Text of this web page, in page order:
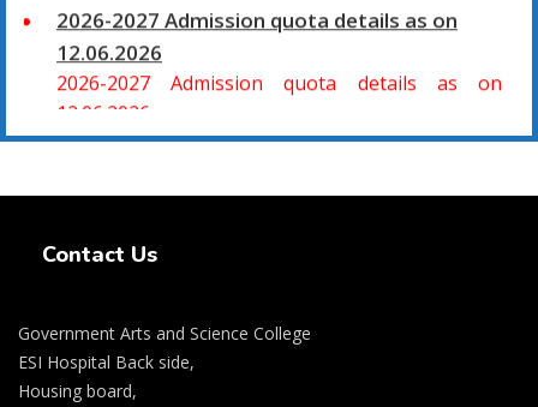
2026-2027 Admission quota details as on
12.06.2026
2026-2027 Admission quota details as on
12.06.2026
சிவகாசி, அரசு கலை மற்றும் அறிவியல் கல்லூரியில்
08.06.2026 அன்று B.Sc., கணிதம், B.Sc., கணினி
விலங்கியல் ஆகிய அறிவியல் பாடப்பிரிவுகளுக்கும்,
09.06.2026 அன்று B.Com., வணிகவியல், B.B.A.,
வணிக நிர்வாகவியல், B.A., பொருளியல், B.A., வரலாறு
Contact Us
Government Arts and Science College
ESI Hospital Back side,
Housing board,